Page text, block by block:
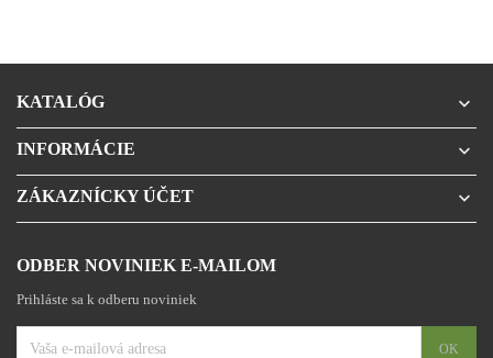
KATALÓG 
INFORMÁCIE 
ZÁKAZNÍCKY ÚČET 
ODBER NOVINIEK E-MAILOM
Prihláste sa k odberu noviniek